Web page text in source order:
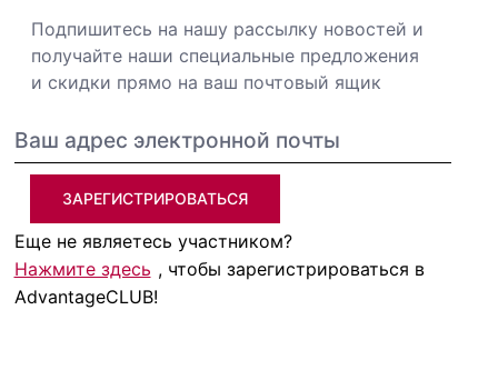
Подпишитесь на нашу рассылку новостей и
получайте наши специальные предложения
и скидки прямо на ваш почтовый ящик
ЗАРЕГИСТРИРОВАТЬСЯ
Еще не являетесь участником?
Нажмите здесь , чтобы зарегистрироваться в
AdvantageCLUB!